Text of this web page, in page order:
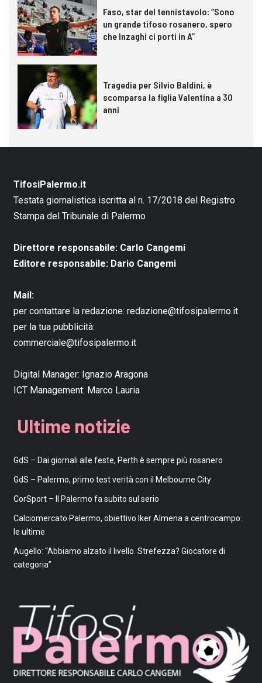
Faso, star del tennistavolo: “Sono
un grande tifoso rosanero, spero
che Inzaghi ci porti in A”
Tragedia per Silvio Baldini, è
scomparsa la figlia Valentina a 30
anni
TifosiPalermo.it
Testata giornalistica iscritta al n. 17/2018 del Registro
Stampa del Tribunale di Palermo
Direttore responsabile: Carlo Cangemi
Editore responsabile: Dario Cangemi
Mail:
per contattare la redazione: redazione@tifosipalermo.it
per la tua pubblicità:
commerciale@tifosipalermo.it
Digital Manager: Ignazio Aragona
ICT Management: Marco Lauria
Ultime notizie
GdS – Dai giornali alle feste, Perth è sempre più rosanero
GdS – Palermo, primo test verità con il Melbourne City
CorSport – Il Palermo fa subito sul serio
Calciomercato Palermo, obiettivo Iker Almena a centrocampo:
le ultime
Augello: “Abbiamo alzato il livello. Strefezza? Giocatore di
categoria”